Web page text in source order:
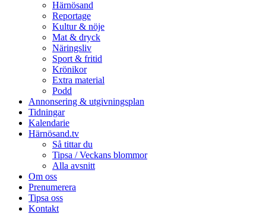
Härnösand
Reportage
Kultur & nöje
Mat & dryck
Näringsliv
Sport & fritid
Krönikor
Extra material
Podd
Annonsering & utgivningsplan
Tidningar
Kalendarie
Härnösand.tv
Så tittar du
Tipsa / Veckans blommor
Alla avsnitt
Om oss
Prenumerera
Tipsa oss
Kontakt